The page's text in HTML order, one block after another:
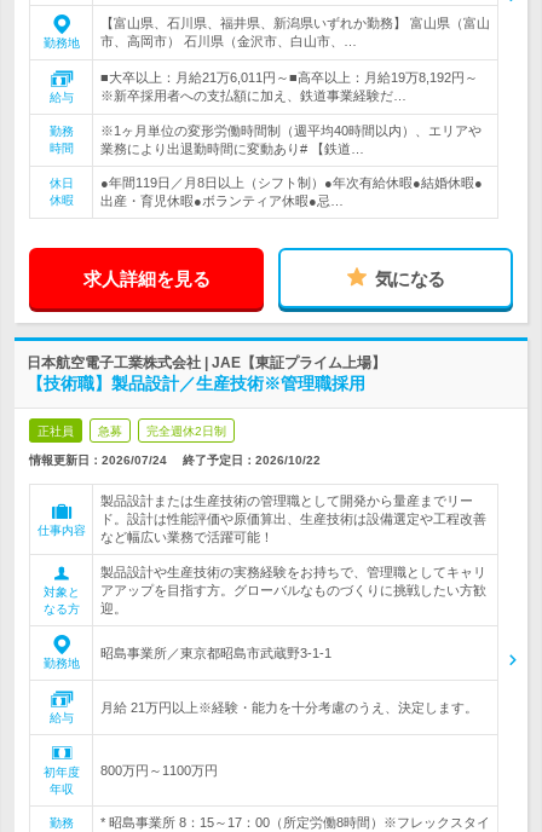
勤務地
【富山県、石川県、福井県、新潟県いずれか勤務】 富山県（富山
市、高岡市） 石川県（金沢市、白山市、…
給与
■大卒以上：月給21万6,011円～■高卒以上：月給19万8,192円～
※新卒採用者への支払額に加え、鉄道事業経験だ…
勤務
時間
※1ヶ月単位の変形労働時間制（週平均40時間以内）、エリアや
業務により出退勤時間に変動あり# 【鉄道…
休日
休暇
●年間119日／月8日以上（シフト制）●年次有給休暇●結婚休暇●
出産・育児休暇●ボランティア休暇●忌…
求人詳細を見る 気になる
日本航空電子工業株式会社 | JAE【東証プライム上場】
【技術職】製品設計／生産技術※管理職採用
正社員 急募 完全週休2日制
情報更新日：2026/07/24 終了予定日： 2026/10/22
仕事内容
製品設計または生産技術の管理職として開発から量産までリー
ド。設計は性能評価や原価算出、生産技術は設備選定や工程改善
など幅広い業務で活躍可能！
対象と
なる方
製品設計や生産技術の実務経験をお持ちで、管理職としてキャリ
アアップを目指す方。グローバルなものづくりに挑戦したい方歓
迎。
勤務地
昭島事業所／東京都昭島市武蔵野3-1-1
給与
月給 21万円以上※経験・能力を十分考慮のうえ、決定します。
初年度
年収
800万円～1100万円
勤務
* 昭島事業所 8：15～17：00（所定労働8時間）※フレックスタイ